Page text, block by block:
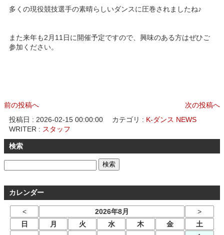
多くの現役競技選手の素晴らしいダンスに圧巻されましたね♪
また来年も2月11日に開催予定ですので、興味のある方はぜひご
参加ください。
前の投稿へ
次の投稿へ
投稿日 : 2026-02-15 00:00:00 カテゴリ : K-ダンス NEWS
WRITER : スタッフ
検索
カレンダー
< 2026年8月
>
日
月 火 水 木 金
土